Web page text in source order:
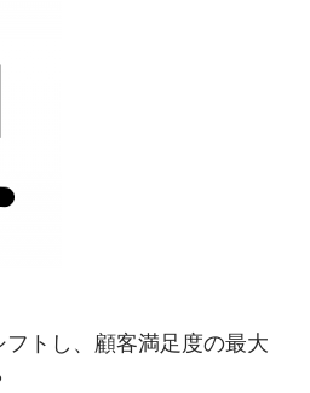
トし、顧客満足度の最大